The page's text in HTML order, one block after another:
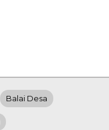
Balai Desa